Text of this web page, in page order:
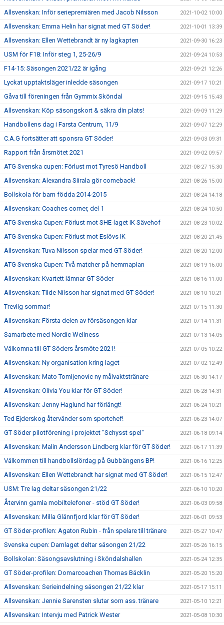
Allsvenskan: Inför seriepremiären med Jacob Nilsson 2021-10-02 10:00
Allsvenskan: Emma Helin har signat med GT Söder! 2021-10-01 13:39
Allsvenskan: Ellen Wettebrandt är ny lagkapten 2021-09-30 16:23
USM för F18: Inför steg 1, 25-26/9 2021-09-24 10:53
F14-15: Säsongen 2021/22 är igång 2021-09-21 12:26
Lyckat upptaktsläger inledde säsongen 2021-09-17 10:21
Gåva till föreningen från Gymmix Sköndal 2021-09-15 15:43
Allsvenskan: Köp säsongskort & säkra din plats! 2021-09-09 11:29
Handbollens dag i Farsta Centrum, 11/9 2021-09-07 12:29
C.A.G fortsätter att sponsra GT Söder! 2021-09-03 09:31
Rapport från årsmötet 2021 2021-09-02 09:57
ATG Svenska cupen: Förlust mot Tyresö Handboll 2021-08-27 15:30
Allsvenskan: Alexandra Siirala gör comeback! 2021-08-26 15:00
Bollskola för barn födda 2014-2015 2021-08-24 14:18
Allsvenskan: Coaches corner, del 1 2021-08-24 10:50
ATG Svenska Cupen: Förlust mot SHE-laget IK Sävehof 2021-08-23 10:02
ATG Svenska Cupen: Förlust mot Eslövs IK 2021-08-20 21:45
Allsvenskan: Tuva Nilsson spelar med GT Söder! 2021-08-20 12:00
ATG Svenska Cupen: Två matcher på hemmaplan 2021-08-19 16:00
Allsvenskan: Kvartett lämnar GT Söder 2021-08-16 11:00
Allsvenskan: Tilde Nilsson har signat med GT Söder! 2021-08-10 10:21
Trevlig sommar! 2021-07-15 11:30
Allsvenskan: Första delen av försäsongen klar 2021-07-14 11:31
Samarbete med Nordic Wellness 2021-07-13 14:05
Välkomna till GT Söders årsmöte 2021! 2021-07-05 10:22
Allsvenskan: Ny organisation kring laget 2021-07-02 12:49
Allsvenskan: Mato Tomljenovic ny målvaktstränare 2021-06-30 14:17
Allsvenskan: Olivia You klar för GT Söder! 2021-06-28 14:31
Allsvenskan: Jenny Haglund har förlängt! 2021-06-24 10:21
Ted Ejderskog återvänder som sportchef! 2021-06-23 14:07
GT Söder pilotförening i projektet "Schysst spel" 2021-06-18 09:14
Allsvenskan: Malin Andersson Lindberg klar för GT Söder! 2021-06-17 11:39
Välkommen till handbollslördag på Gubbängens BP! 2021-06-16 12:25
Allsvenskan: Ellen Wettebrandt har signat med GT Söder! 2021-06-15 12:47
USM: Tre lag deltar säsongen 21/22 2021-06-10 10:20
Återvinn gamla mobiltelefoner - stöd GT Söder! 2021-06-03 09:58
Allsvenskan: Milla Glännfjord klar för GT Söder! 2021-06-01 09:53
GT Söder-profilen: Agaton Rubin - från spelare till tränare 2021-05-27 10:47
Svenska cupen: Damlaget deltar säsongen 21/22 2021-05-26 16:15
Bollskolan: Säsongsavslutning i Sköndalshallen 2021-05-24 12:35
GT Söder-profilen: Domarcoachen Thomas Bäcklin 2021-05-20 15:20
Allsvenskan: Serieindelning säsongen 21/22 klar 2021-05-17 15:11
Allsvenskan: Jennie Sarensten slutar som ass. tränare 2021-05-10 12:21
Allsvenskan: Intervju med Patrick Wester 2021-05-08 10:30